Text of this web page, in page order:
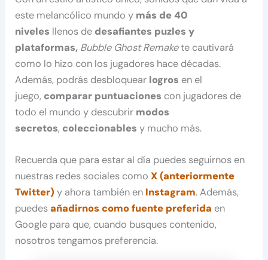
este melancólico mundo y más de 40
niveles llenos de desafiantes puzles y
plataformas, Bubble Ghost Remakete cautivará
como lo hizo con los jugadores hace décadas.
Además, podrás desbloquear logros en el
juego, comparar puntuaciones con jugadores de
todo el mundo y descubrir modos
secretos, coleccionables y mucho más.
Recuerda que para estar al día puedes seguirnos en
nuestras redes sociales comoX (anteriormente
Twitter) y ahora también en Instagram. Además,
puedesañadirnos como fuente preferida en
Google para que, cuando busques contenido,
nosotros tengamos preferencia.